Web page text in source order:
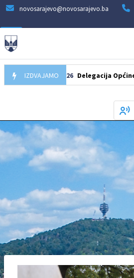
novosarajevo@novosarajevo.ba
IZDVAJAMO
07.08.2026 Delegacija Općine